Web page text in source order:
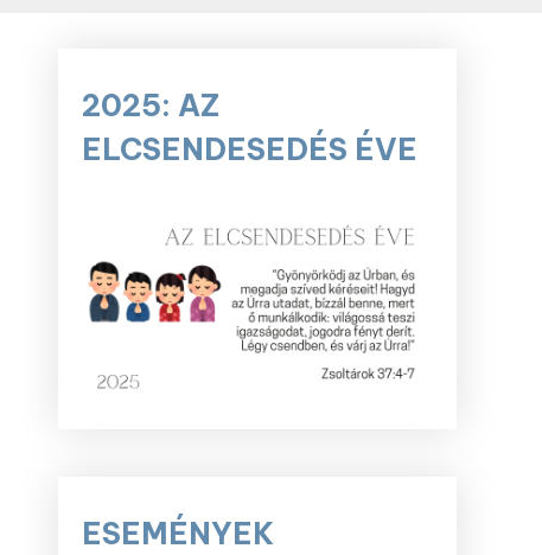
2025: AZ
ELCSENDESEDÉS ÉVE
ESEMÉNYEK